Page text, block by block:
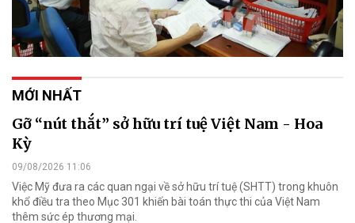
MỚI NHẤT
Gỡ “nút thắt” sở hữu trí tuệ Việt Nam - Hoa
Kỳ
09/08/2026 11:06
Việc Mỹ đưa ra các quan ngại về sở hữu trí tuệ (SHTT) trong khuôn
khổ điều tra theo Mục 301 khiến bài toán thực thi của Việt Nam
thêm sức ép thương mại.